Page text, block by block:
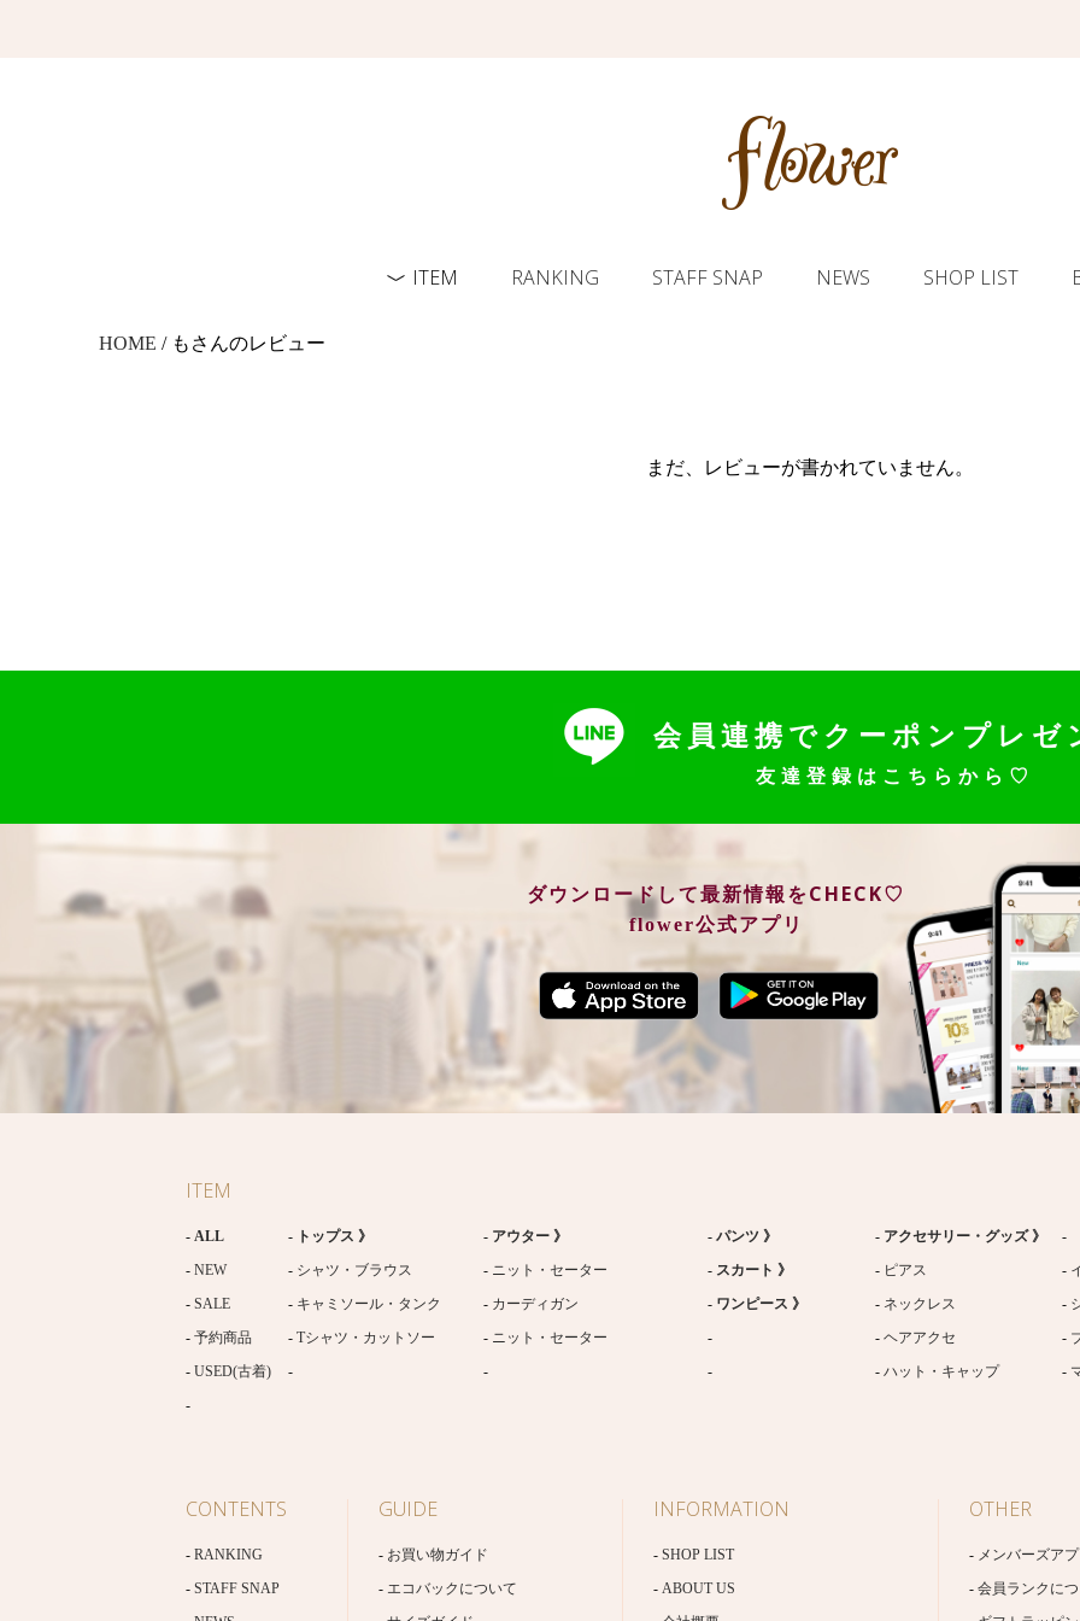
ITEM RANKING STAFF SNAP NEWS SHOP LIST
HOME / もさんのレビュー
まだ、レビューが書かれていません。
会員連携でクーポンプレゼ
友達登録はこちらから♡
ダウンロードして最新情報をCHECK♡
flower公式アプリ
ITEM
ALL トップス 》 アウター 》 パンツ 》
アクセサリー・グッズ 》
NEW
シャツ・ブラウス ニット・セーター スカート 》 ピアス
SALE
キャミソール・タンク カーディガン ワンピース 》 ネックレス
予約商品
Tシャツ・カットソー ニット・セーター ヘアアクセ
USED(古着)
ハット・キャップ
CONTENTS
RANKING
STAFF SNAP
GUIDE
お買い物ガイド
エコバックについて
INFORMATION
SHOP LIST
ABOUT US
OTHER
メンバーズア
会員ランクに